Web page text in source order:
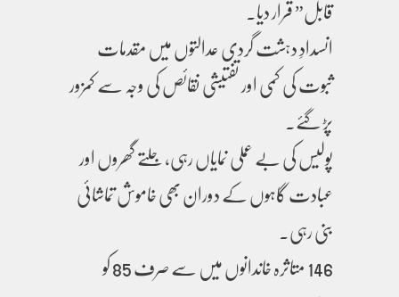
قابل” قرار دیا۔
انسدادِ دہشت گردی عدالتوں میں مقدمات
ثبوت کی کمی اور تفتیشی نقائص کی وجہ سے کمزور
پڑ گئے۔
پولیس کی بے عملی نمایاں رہی، جلتے گھروں اور
عبادت گاہوں کے دوران بھی خاموش تماشائی
بنی رہی۔
146 متاثرہ خاندانوں میں سے صرف 85 کو